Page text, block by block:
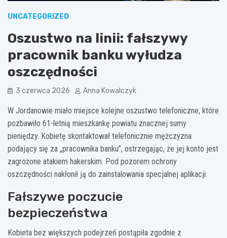
UNCATEGORIZED
Oszustwo na linii: fałszywy
pracownik banku wyłudza
oszczędności
3 czerwca 2026 Anna Kowalczyk
W Jordanowie miało miejsce kolejne oszustwo telefoniczne, które
pozbawiło 61-letnią mieszkankę powiatu znacznej sumy
pieniędzy. Kobietę skontaktował telefonicznie mężczyzna
podający się za „pracownika banku”, ostrzegając, że jej konto jest
zagrożone atakiem hakerskim. Pod pozorem ochrony
oszczędności nakłonił ją do zainstalowania specjalnej aplikacji.
Fałszywe poczucie
bezpieczeństwa
Kobieta bez większych podejrzeń postąpiła zgodnie z